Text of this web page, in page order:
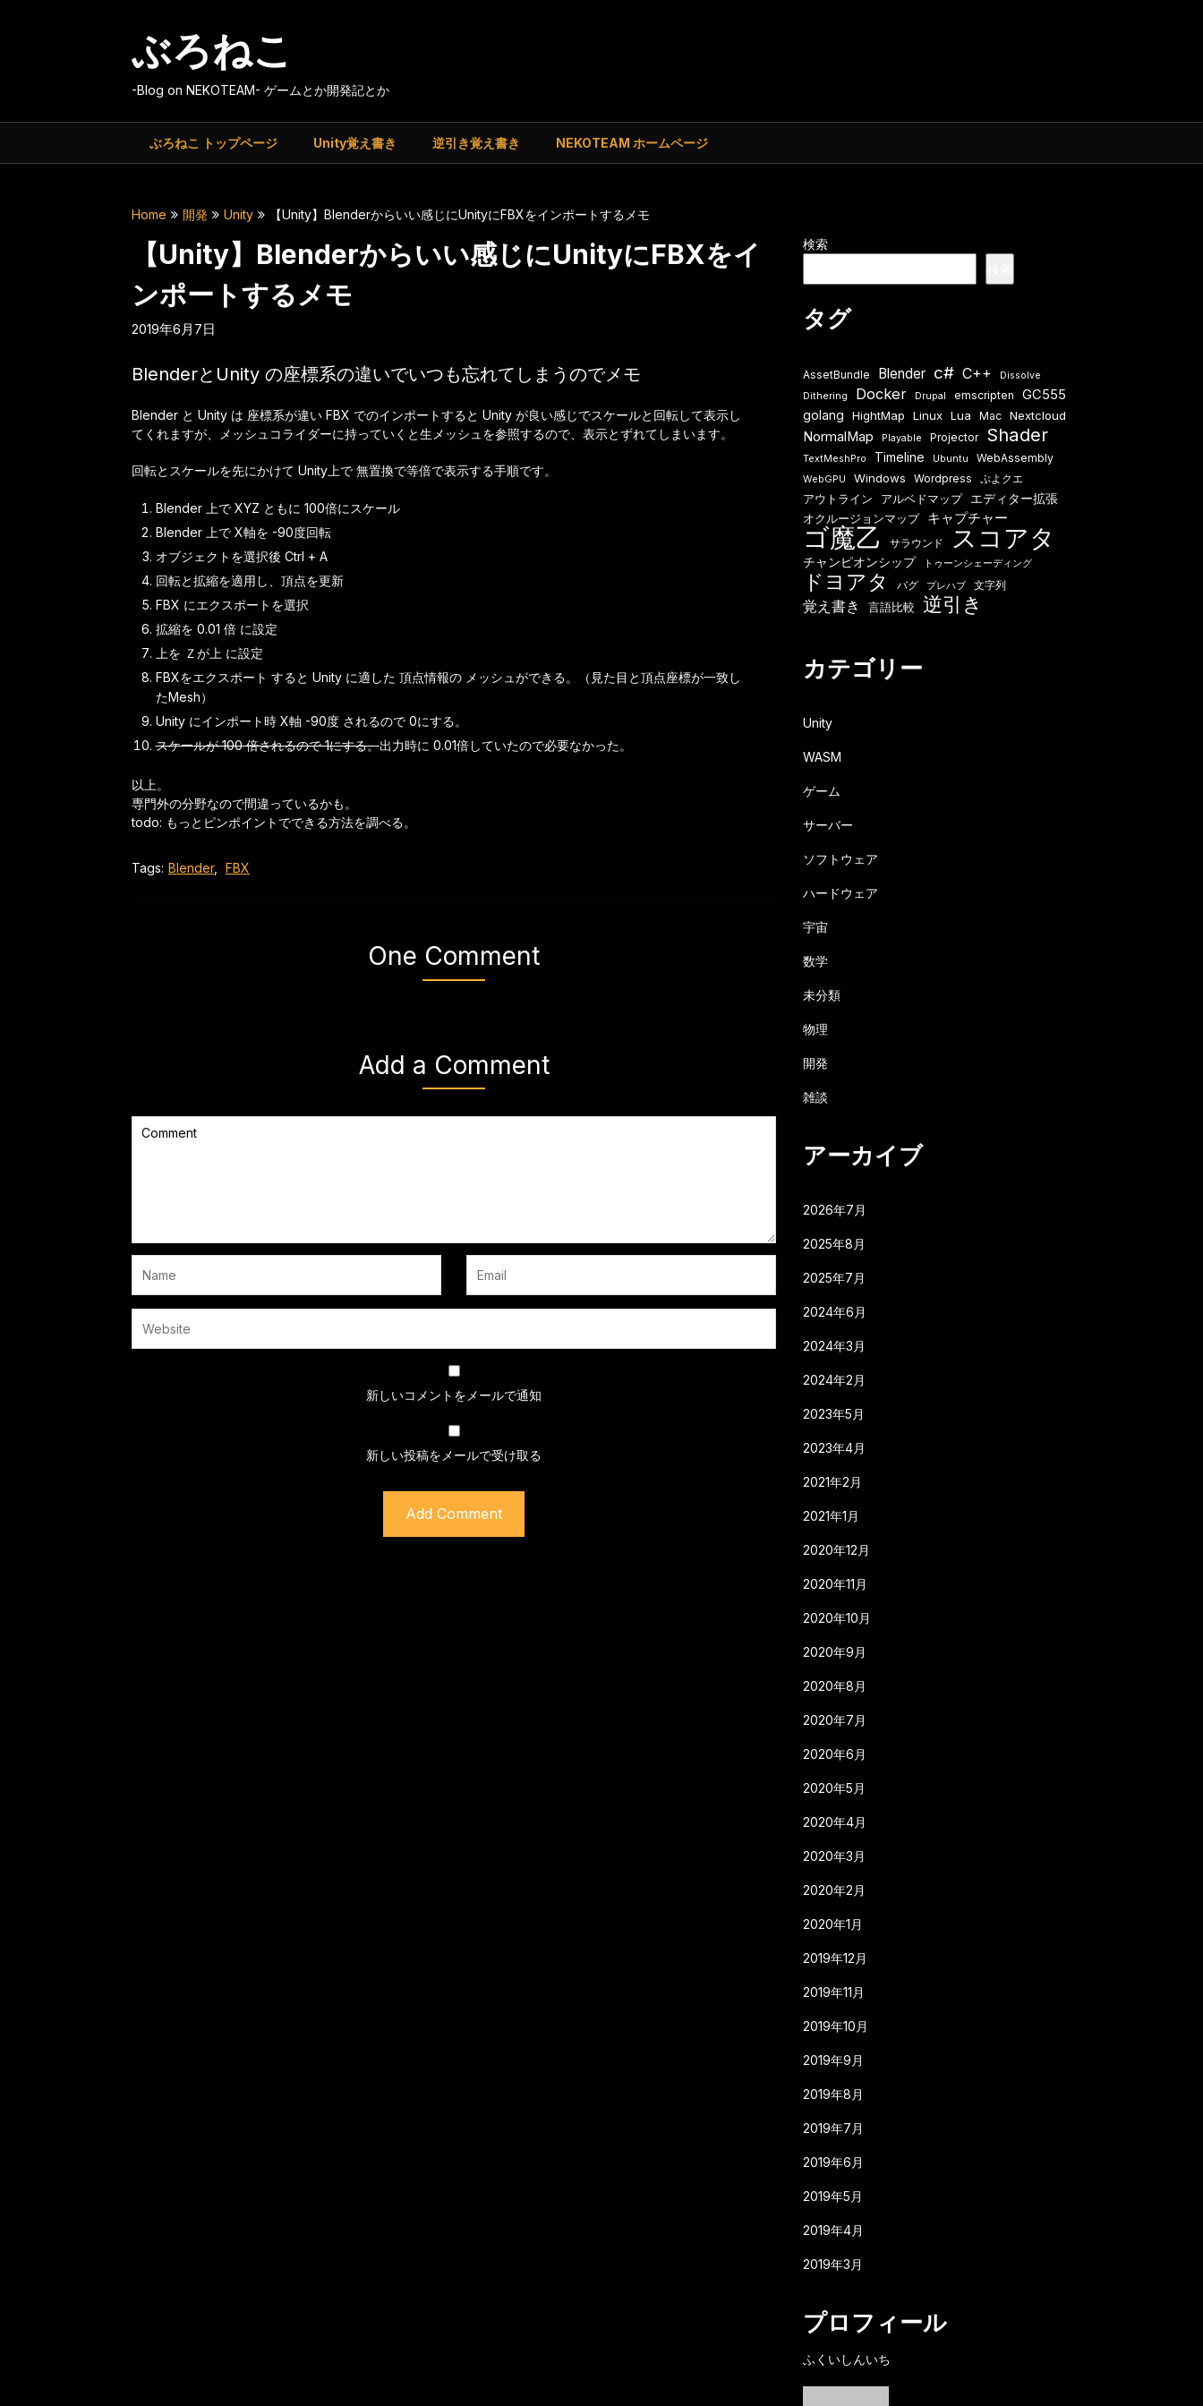
ぶろねこ
-Blog on NEKOTEAM- ゲームとか開発記とか
ぶろねこ トップページ Unity覚え書き 逆引き覚え書き NEKOTEAM ホームページ
Home 開発 Unity 【Unity】Blenderからいい感じにUnityにFBXをインポートするメモ
【Unity】Blenderからいい感じにUnityにFBXをイ
ンポートするメモ
2019年6月7日
BlenderとUnity の座標系の違いでいつも忘れてしまうのでメモ
Blender と Unity は 座標系が違い FBX でのインポートすると Unity が良い感じでスケールと回転して表示し
てくれますが、メッシュコライダーに持っていくと生メッシュを参照するので、表示とずれてしまいます。
回転とスケールを先にかけて Unity上で 無置換で等倍で表示する手順です。
Blender 上で XYZ ともに 100倍にスケール
Blender 上で X軸を -90度回転
オブジェクトを選択後 Ctrl + A
回転と拡縮を適用し、頂点を更新
FBX にエクスポートを選択
拡縮を 0.01 倍 に設定
上を Ｚが上 に設定
FBXをエクスポート すると Unity に適した 頂点情報の メッシュができる。（見た目と頂点座標が一致し
たMesh）
Unity にインポート時 X軸 -90度 されるので 0にする。
スケールが 100 倍されるので 1にする。出力時に 0.01倍していたので必要なかった。
以上。
専門外の分野なので間違っているかも。
todo: もっとピンポイントでできる方法を調べる。
Tags: Blender, FBX
One Comment
Add a Comment
新しいコメントをメールで通知
新しい投稿をメールで受け取る
検索
タグ
AssetBundle Blender c# C++
Dissolve
Dithering
Docker Drupal emscripten GC555
golang HightMap Linux Lua Mac Nextcloud
NormalMap Playable Projector Shader
TextMeshPro Timeline Ubuntu WebAssembly
WebGPU Windows Wordpress ぷよクエ
アウトライン アルベドマップ エディター拡張
オクルージョンマップ キャプチャー
ゴ魔乙 サラウンド スコアタ
チャンピオンシップ トゥーンシェーディング
ドヨアタ バグ プレハブ 文字列
覚え書き 言語比較 逆引き
カテゴリー
Unity
WASM
ゲーム
サーバー
ソフトウェア
ハードウェア
宇宙
数学
未分類
物理
開発
雑談
アーカイブ
2026年7月
2025年8月
2025年7月
2024年6月
2024年3月
2024年2月
2023年5月
2023年4月
2021年2月
2021年1月
2020年12月
2020年11月
2020年10月
2020年9月
2020年8月
2020年7月
2020年6月
2020年5月
2020年4月
2020年3月
2020年2月
2020年1月
2019年12月
2019年11月
2019年10月
2019年9月
2019年8月
2019年7月
2019年6月
2019年5月
2019年4月
2019年3月
プロフィール
ふくいしんいち